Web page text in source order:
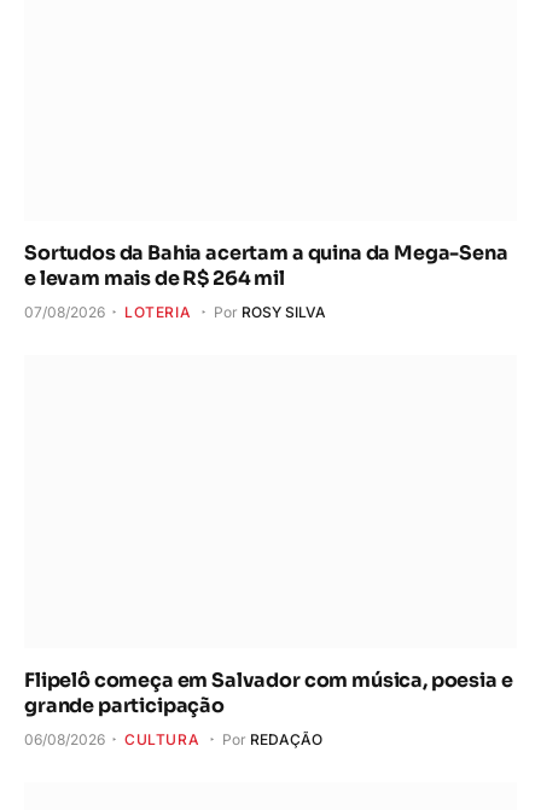
Sortudos da Bahia acertam a quina da Mega-Sena
e levam mais de R$ 264 mil
07/08/2026 LOTERIA Por ROSY SILVA
Flipelô começa em Salvador com música, poesia e
grande participação
06/08/2026 CULTURA Por REDAÇÃO